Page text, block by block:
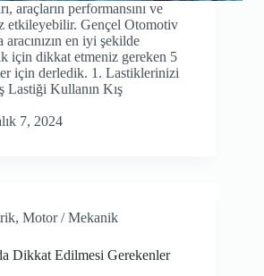
araçların performansını ve
etkileyebilir. Gençel Otomotiv
aracınızın en iyi şekilde
için dikkat etmeniz gereken 5
için derledik. 1. Lastiklerinizi
Lastiği Kullanın Kış
7, 2024
, Motor / Mekanik
Dikkat Edilmesi Gerekenler